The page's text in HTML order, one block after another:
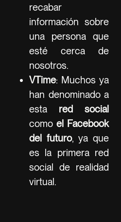
recabar
información sobre
una persona que
esté cerca de
nosotros.
VTime: Muchos ya
han denominado a
esta red social
como el Facebook
del futuro, ya que
es la primera red
social de realidad
virtual.